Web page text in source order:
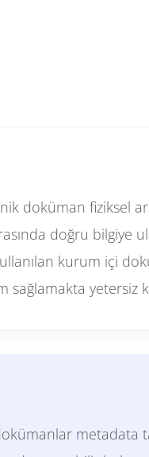
doküman fiziksel
doğru bilgiye
kurum içi
sağlamakta yetersiz
metadata